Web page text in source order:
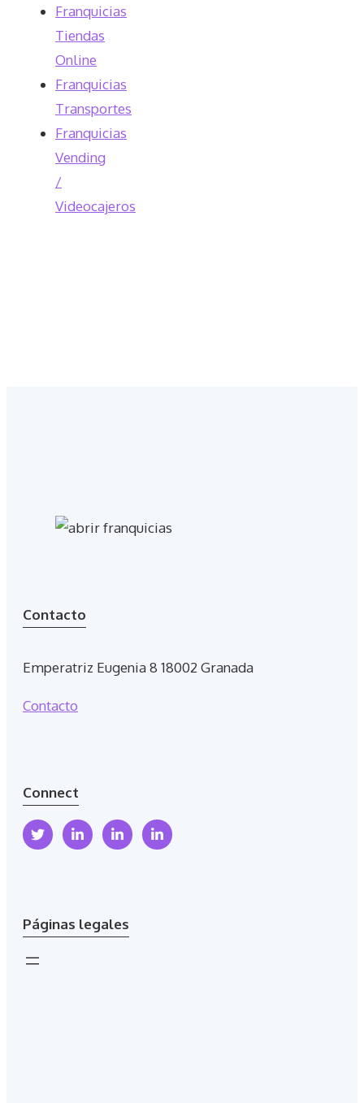
Franquicias
Tiendas
Online
Franquicias
Transportes
Franquicias
Vending
/
Videocajeros
Contacto
Emperatriz Eugenia 8 18002 Granada
Contacto
Connect
Páginas legales